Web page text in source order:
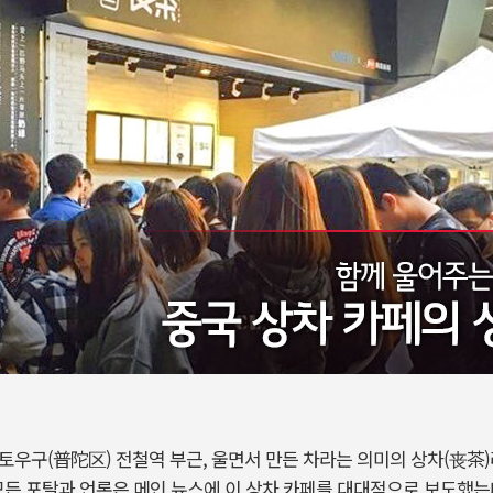
우구(普陀区) 전철역 부근, 울면서 만든 차라는 의미의 상차(丧